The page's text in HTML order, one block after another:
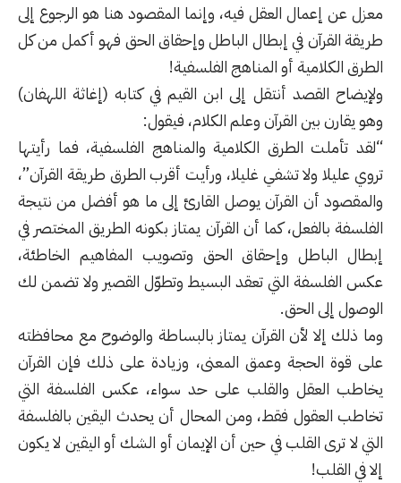
معزل عن إعمال العقل فيه، وإنما المقصود هنا هو الرجوع إلى
طريقة القرآن في إبطال الباطل وإحقاق الحق فهو أكمل من كل
الطرق الكلامية أو المناهج الفلسفية!
ولإيضاح القصد أنتقل إلى ابن القيم في كتابه (إغاثة اللهفان)
وهو يقارن بين القرآن وعلم الكلام، فيقول:
“لقد تأملت الطرق الكلامية والمناهج الفلسفية، فما رأيتها
تروي عليلا ولا تشفي غليلا، ورأيت أقرب الطرق طريقة القرآن”،
والمقصود أن القرآن يوصل القارئ إلى ما هو أفضل من نتيجة
الفلسفة بالفعل، كما أن القرآن يمتاز بكونه الطريق المختصر في
إبطال الباطل وإحقاق الحق وتصويب المفاهيم الخاطئة،
عكس الفلسفة التي تعقد البسيط وتطوّل القصير ولا تضمن لك
الوصول إلى الحق.
وما ذلك إلا لأن القرآن يمتاز بالبساطة والوضوح مع محافظته
على قوة الحجة وعمق المعنى، وزيادة على ذلك فإن القرآن
يخاطب العقل والقلب على حد سواء، عكس الفلسفة التي
تخاطب العقول فقط، ومن المحال أن يحدث اليقين بالفلسفة
التي لا ترى القلب في حين أن الإيمان أو الشك أو اليقين لا يكون
إلا في القلب!